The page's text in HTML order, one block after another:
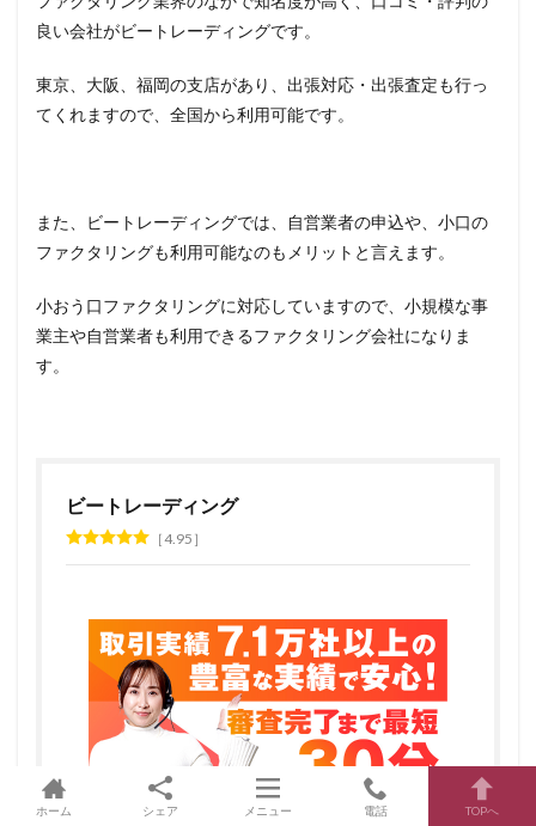
良い会社がビートレーディングです。
東京、大阪、福岡の支店があり、出張対応・出張査定も行っ
てくれますので、全国から利用可能です。
また、ビートレーディングでは、自営業者の申込や、小口の
ファクタリングも利用可能なのもメリットと言えます。
小おう口ファクタリングに対応していますので、小規模な事
業主や自営業者も利用できるファクタリング会社になりま
す。
ビートレーディング
4.95
ホーム シェア メニュー 電話 TOPへ